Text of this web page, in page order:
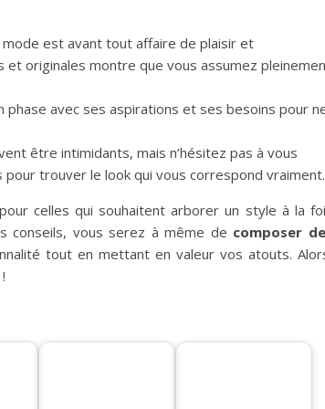
est avant tout affaire de plaisir et
et originales montre que vous assumez
phase avec ses aspirations et ses besoins pour
être intimidants, mais n’hésitez pas à vous
trouver le look qui vous correspond vraiment.
celles qui souhaitent arborer un style à la
conseils, vous serez à même de composer
tout en mettant en valeur vos atouts.